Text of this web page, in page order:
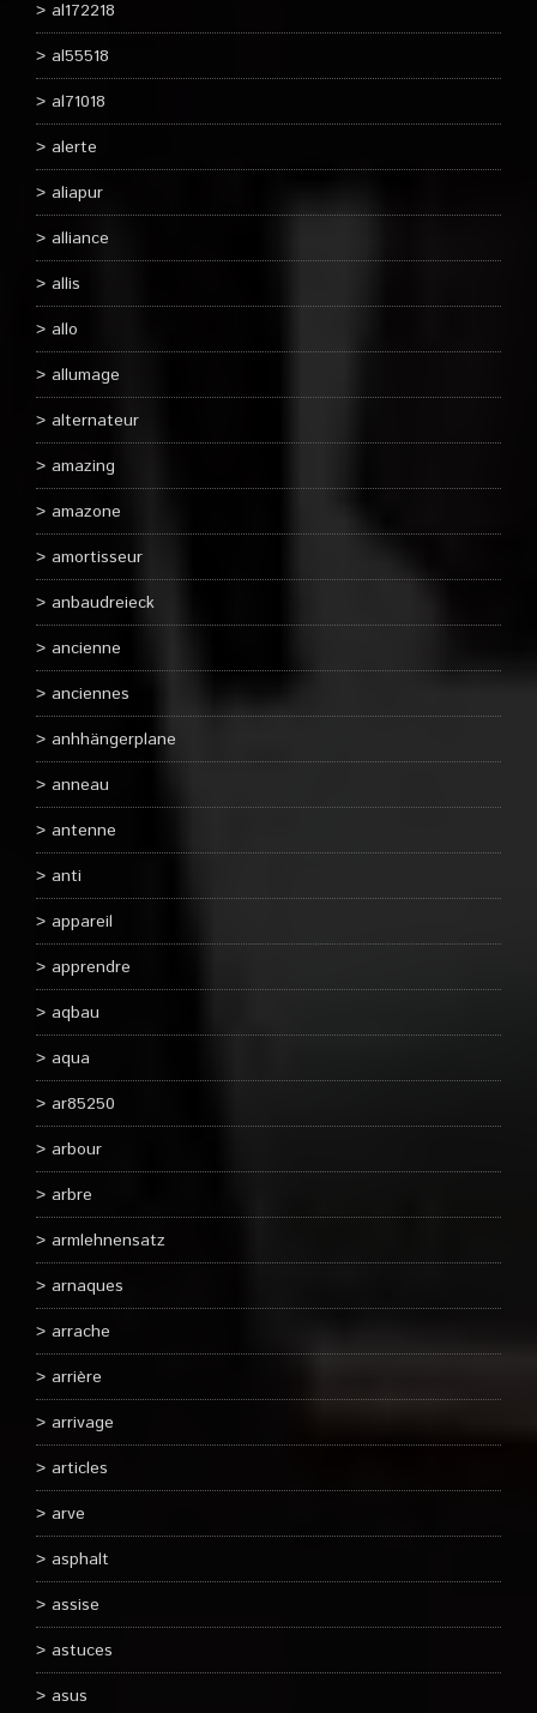
al172218
al55518
al71018
alerte
aliapur
alliance
allis
allo
allumage
alternateur
amazing
amazone
amortisseur
anbaudreieck
ancienne
anciennes
anhhängerplane
anneau
antenne
anti
appareil
apprendre
aqbau
aqua
ar85250
arbour
arbre
armlehnensatz
arnaques
arrache
arrière
arrivage
articles
arve
asphalt
assise
astuces
asus